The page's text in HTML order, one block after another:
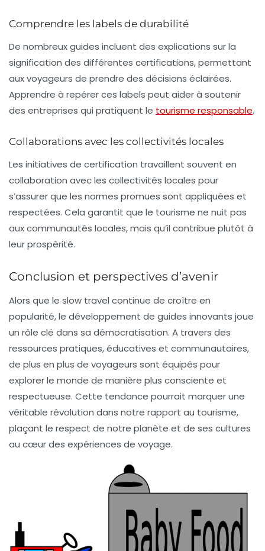
Comprendre les labels de durabilité
De nombreux guides incluent des explications sur la
signification des différentes certifications, permettant
aux voyageurs de prendre des décisions éclairées.
Apprendre à repérer ces labels peut aider à soutenir
des entreprises qui pratiquent le tourisme responsable.
Collaborations avec les collectivités locales
Les initiatives de certification travaillent souvent en
collaboration avec les collectivités locales pour
s’assurer que les normes promues sont appliquées et
respectées. Cela garantit que le tourisme ne nuit pas
aux communautés locales, mais qu’il contribue plutôt à
leur prospérité.
Conclusion et perspectives d’avenir
Alors que le slow travel continue de croître en
popularité, le développement de guides innovants joue
un rôle clé dans sa démocratisation. A travers des
ressources pratiques, éducatives et communautaires,
de plus en plus de voyageurs sont équipés pour
explorer le monde de manière plus consciente et
respectueuse. Cette tendance pourrait marquer une
véritable révolution dans notre rapport au tourisme,
plaçant le respect de notre planète et de ses cultures
au cœur des expériences de voyage.